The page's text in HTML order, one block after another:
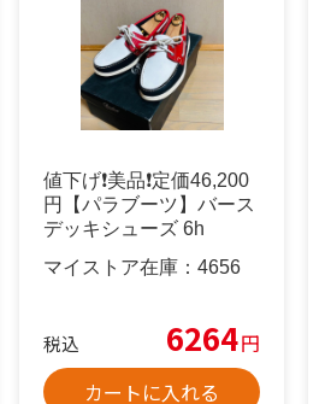
値下げ❗️美品❗️定価46,200
円【パラブーツ】バース
デッキシューズ 6h
マイストア在庫： 4656
税込 6264円
カートに入れる